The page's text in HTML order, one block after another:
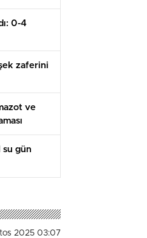
0-4
zaferini
ve
gün
2025 03:07